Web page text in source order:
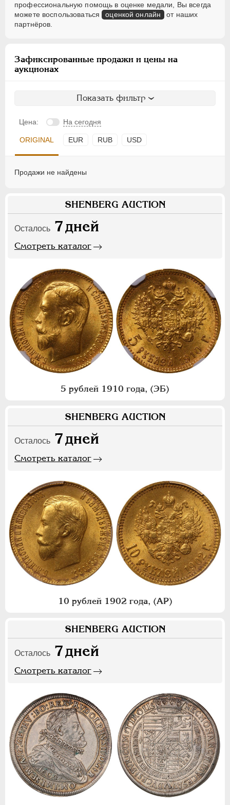
профессиональную помощь в оценке медали, Вы всегда
можете воспользоваться оценкой онлайн
от наших
партнёров.
Зафиксированные продажи и цены на
аукционах
Показать фильтр
Цена: На сегодня
ORIGINAL EUR RUB USD
Продажи не найдены
SHENBERG AUCTION
Осталось 7дней
Смотреть каталог
5 рублей 1910 года, (ЭБ)
SHENBERG AUCTION
Осталось 7дней
Смотреть каталог
10 рублей 1902 года, (АР)
SHENBERG AUCTION
Осталось 7дней
Смотреть каталог